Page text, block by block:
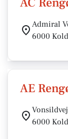
Admiral
6000
AE
6000